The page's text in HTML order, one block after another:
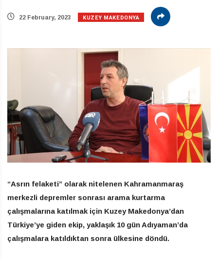
22 February, 2023 KUZEY MAKEDONYA
“Asrın felaketi” olarak nitelenen Kahramanmaraş
merkezli depremler sonrası arama kurtarma
çalışmalarına katılmak için Kuzey Makedonya’dan
Türkiye’ye giden ekip, yaklaşık 10 gün Adıyaman’da
çalışmalara katıldıktan sonra ülkesine döndü.